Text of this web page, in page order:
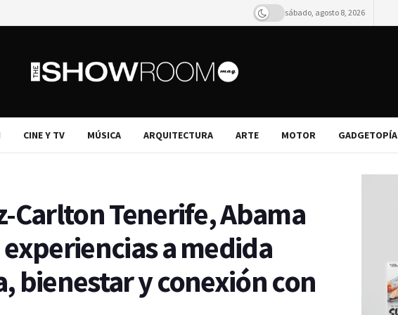
sábado, agosto 8, 2026
CINE Y TV MÚSICA ARQUITECTURA ARTE MOTOR GADGETOPÍA
Carlton Tenerife, Abama
a medida
bienestar y conexión con